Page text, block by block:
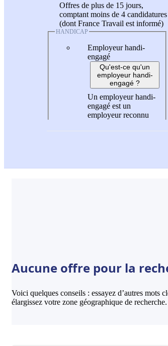
Offres de plus de 15 jours,
comptant moins de 4 candidatures
(dont France Travail est informé)
HANDICAP
Employeur handi-
engagé
Qu'est-ce qu'un
employeur handi-
engagé ?
Un employeur handi-
engagé est un
employeur reconnu
Aucune offre pour la
Voici quelques conseils : essayez d’autres mots
élargissez votre zone géographique de recherche.